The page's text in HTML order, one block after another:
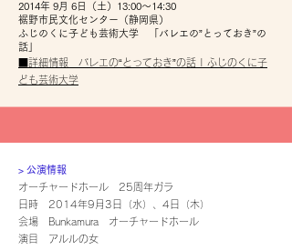
2014年 9月 6日（土）13:00～14:30
裾野市民文化センター（静岡県）
ふじのくに子ども芸術大学 「バレエの”とっておき”の
話」
■詳細情報 バレエの“とっておき”の話 | ふじのくに子
ども芸術大学
​> 公演情報
オーチャードホール 25周年ガラ
日時 2014年9月3日（水）、4日（木）
会場 Bunkamura オーチャードホール
演目 アルルの女